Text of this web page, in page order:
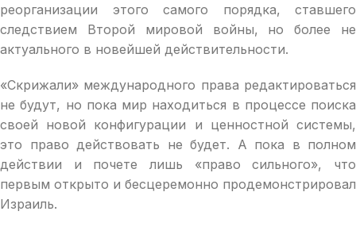
реорганизации этого самого порядка, ставшего
следствием Второй мировой войны, но более не
актуального в новейшей действительности.
«Скрижали» международного права редактироваться
не будут, но пока мир находиться в процессе поиска
своей новой конфигурации и ценностной системы,
это право действовать не будет. А пока в полном
действии и почете лишь «право сильного», что
первым открыто и бесцеремонно продемонстрировал
Израиль.